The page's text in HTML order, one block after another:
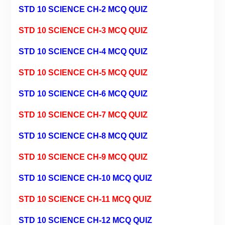
STD 10 SCIENCE CH-2 MCQ QUIZ
STD 10 SCIENCE CH-3 MCQ QUIZ
STD 10 SCIENCE CH-4 MCQ QUIZ
STD 10 SCIENCE CH-5 MCQ QUIZ
STD 10 SCIENCE CH-6 MCQ QUIZ
STD 10 SCIENCE CH-7 MCQ QUIZ
STD 10 SCIENCE CH-8 MCQ QUIZ
STD 10 SCIENCE CH-9 MCQ QUIZ
STD 10 SCIENCE CH-10 MCQ QUIZ
STD 10 SCIENCE CH-11 MCQ QUIZ
STD 10 SCIENCE CH-12 MCQ QUIZ